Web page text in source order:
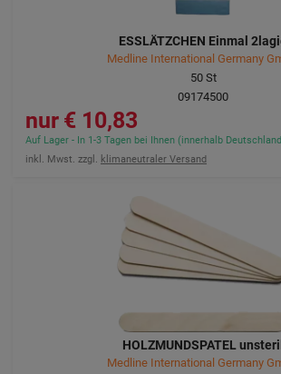
ESSLÄTZCHEN Einmal
Medline International Germany
50St
09174500
10,83 €
Auf Lager - In 1-3 Tagen bei Ihnen (innerhalb
inkl. Mwst. zzgl. klimaneutraler Versand
HOLZMUNDSPATEL unsteril
Medline International Germany